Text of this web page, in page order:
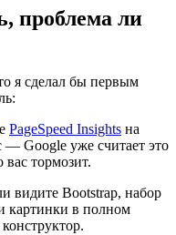
проблема ли
я сделал бы первым
PageSpeed Insights на
Google уже считает это
вас тормозит.
видите Bootstrap, набор
картинки в полном